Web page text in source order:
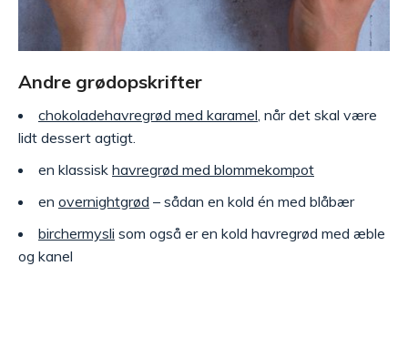
Andre grødopskrifter
chokoladehavregrød med karamel , når det skal være
lidt dessert agtigt.
en klassisk havregrød med blommekompot
en overnightgrød – sådan en kold én med blåbær
birchermysli som også er en kold havregrød med æble
og kanel